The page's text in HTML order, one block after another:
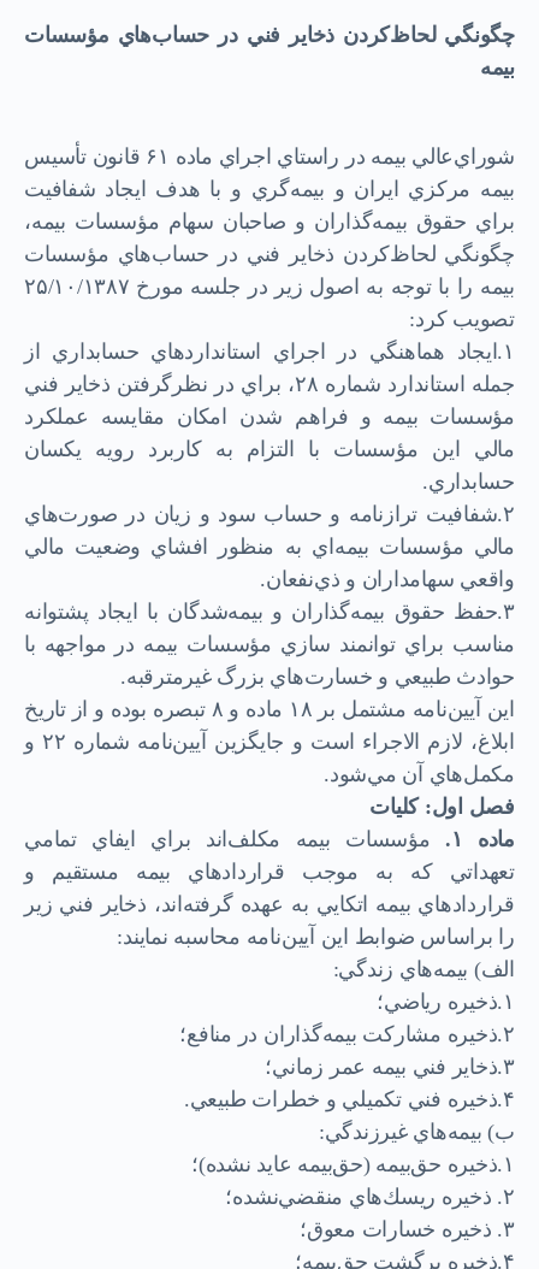
چگونگي لحاظ‌كردن ذخاير فني در حساب‌هاي مؤسسات
بيمه
شوراي‌عالي بيمه در راستاي اجراي ماده ۶۱ قانون تأسيس
بيمه مركزي ايران و بيمه‌گري و با هدف ايجاد شفافيت
براي حقوق بيمه‌گذاران و صاحبان سهام مؤسسات بيمه،
چگونگي لحاظ‌كردن ذخاير فني در حساب‌هاي مؤسسات
بيمه را با توجه به اصول زير در جلسه مورخ ۲۵/۱۰/۱۳۸۷
تصويب كرد:
۱.ايجاد هماهنگي در اجراي استانداردهاي حسابداري از
جمله استاندارد شماره ۲۸، براي در نظر‌‌گرفتن ذخاير فني
مؤسسات بيمه و فراهم شدن امكان مقايسه عملكرد
مالي اين مؤسسات با التزام به كاربرد رويه يكسان
حسابداري.
۲.شفافيت ترازنامه و حساب سود و زيان در صورت‌هاي
مالي مؤسسات بيمه‌اي به منظور افشاي وضعيت مالي
واقعي سهامداران و ذي‌نفعان.
۳.حفظ حقوق بيمه‌گذاران و بيمه‌شدگان با ايجاد پشتوانه
مناسب براي توانمند سازي مؤسسات بيمه در مواجهه با
حوادث طبيعي و خسارت‌هاي بزرگ غيرمترقبه.
اين آيين‌نامه مشتمل بر ۱۸ ماده و ۸ تبصره بوده و از تاريخ
ابلاغ، لازم الاجراء است و جايگزين آيين‌نامه شماره ۲۲ و
مكمل‌هاي آن مي‌شود.
فصل اول: كليات
ماده
۱.
مؤسسات بيمه مكلف‌اند براي ايفاي تمامي
تعهداتي كه به موجب قراردادهاي بيمه مستقيم و
قراردادهاي بيمه اتكايي به عهده گرفته‌اند، ذخاير فني زير
را براساس ضوابط اين آيين‌نامه محاسبه نمايند:
الف) بيمه‌هاي زندگي:
۱.ذخيره رياضي؛
۲.ذخيره مشاركت ‌بيمه‌گذاران در منافع؛
۳.ذخاير فني بيمه عمر زماني؛
۴.ذخيره فني تكميلي و خطرات طبيعي.
ب) بيمه‌هاي غيرزندگي:
۱.ذخيره ‌حق‌بيمه (حق‌بيمه عايد نشده)؛
۲. ذخيره ريسك‌هاي منقضي‌نشده؛
۳. ذخيره خسارات معوق؛
۴.ذخيره برگشت ‌حق‌بيمه؛